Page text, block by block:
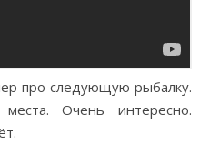
про следующую рыбалку.
Очень интересно.